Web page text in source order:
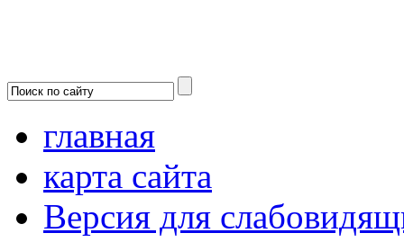
главная
карта сайта
Версия для